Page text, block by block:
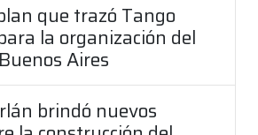
que trazó Tango
la organización del
Aires
brindó nuevos